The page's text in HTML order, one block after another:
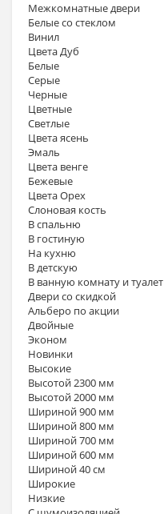
Межкомнатные двери
Белые со стеклом
Винил
Цвета Дуб
Белые
Серые
Черные
Цветные
Светлые
Цвета ясень
Эмаль
Цвета венге
Бежевые
Цвета Орех
Слоновая кость
В спальню
В гостиную
На кухню
В детскую
В ванную комнату и туалет
Двери со скидкой
Альберо по акции
Двойные
Эконом
Новинки
Высокие
Высотой 2300 мм
Высотой 2000 мм
Шириной 900 мм
Шириной 800 мм
Шириной 700 мм
Шириной 600 мм
Шириной 40 см
Широкие
Низкие